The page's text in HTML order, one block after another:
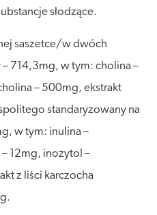
słodzące.
saszetce/w dwóch
714,3mg, w tym: cholina –
– 500mg, ekstrakt
standaryzowany na
w tym: inulina –
12mg, inozytol –
z liści karczocha